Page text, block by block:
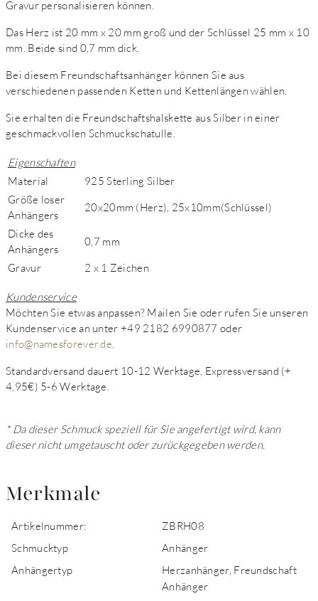
Gravur personalisieren können.
Das Herz ist 20 mm x 20 mm groß und der Schlüssel 25 mm x 10
mm. Beide sind 0,7 mm dick.
Bei diesem Freundschaftsanhänger können Sie aus
verschiedenen passenden Ketten und Kettenlängen wählen.
Sie erhalten die Freundschaftshalskette aus Silber in einer
geschmackvollen Schmuckschatulle.
Eigenschaften
Material
925 Sterling Silber
Größe loser
Anhängers
20x20mm (Herz), 25x10mm(Schlüssel)
Dicke des
Anhängers
0,7 mm
Gravur 2 x 1 Zeichen
Kundenservice
Möchten Sie etwas anpassen? Mailen Sie oder rufen Sie unseren
Kundenservice an unter +49 2182 6990877 oder
info@namesforever.de
Standardversand dauert 10-12 Werktage, Expressversand (+
4,95€) 5-6 Werktage.
* Da dieser Schmuck speziell für Sie angefertigt wird, kann
dieser nicht umgetauscht oder zurückgegeben werden.
Merkmale
Artikelnummer:
ZBRH08
Schmucktyp
Anhänger
Anhängertyp
Herzanhänger, Freundschaft
Anhänger